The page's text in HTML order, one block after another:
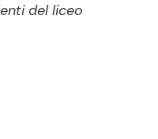
del liceo